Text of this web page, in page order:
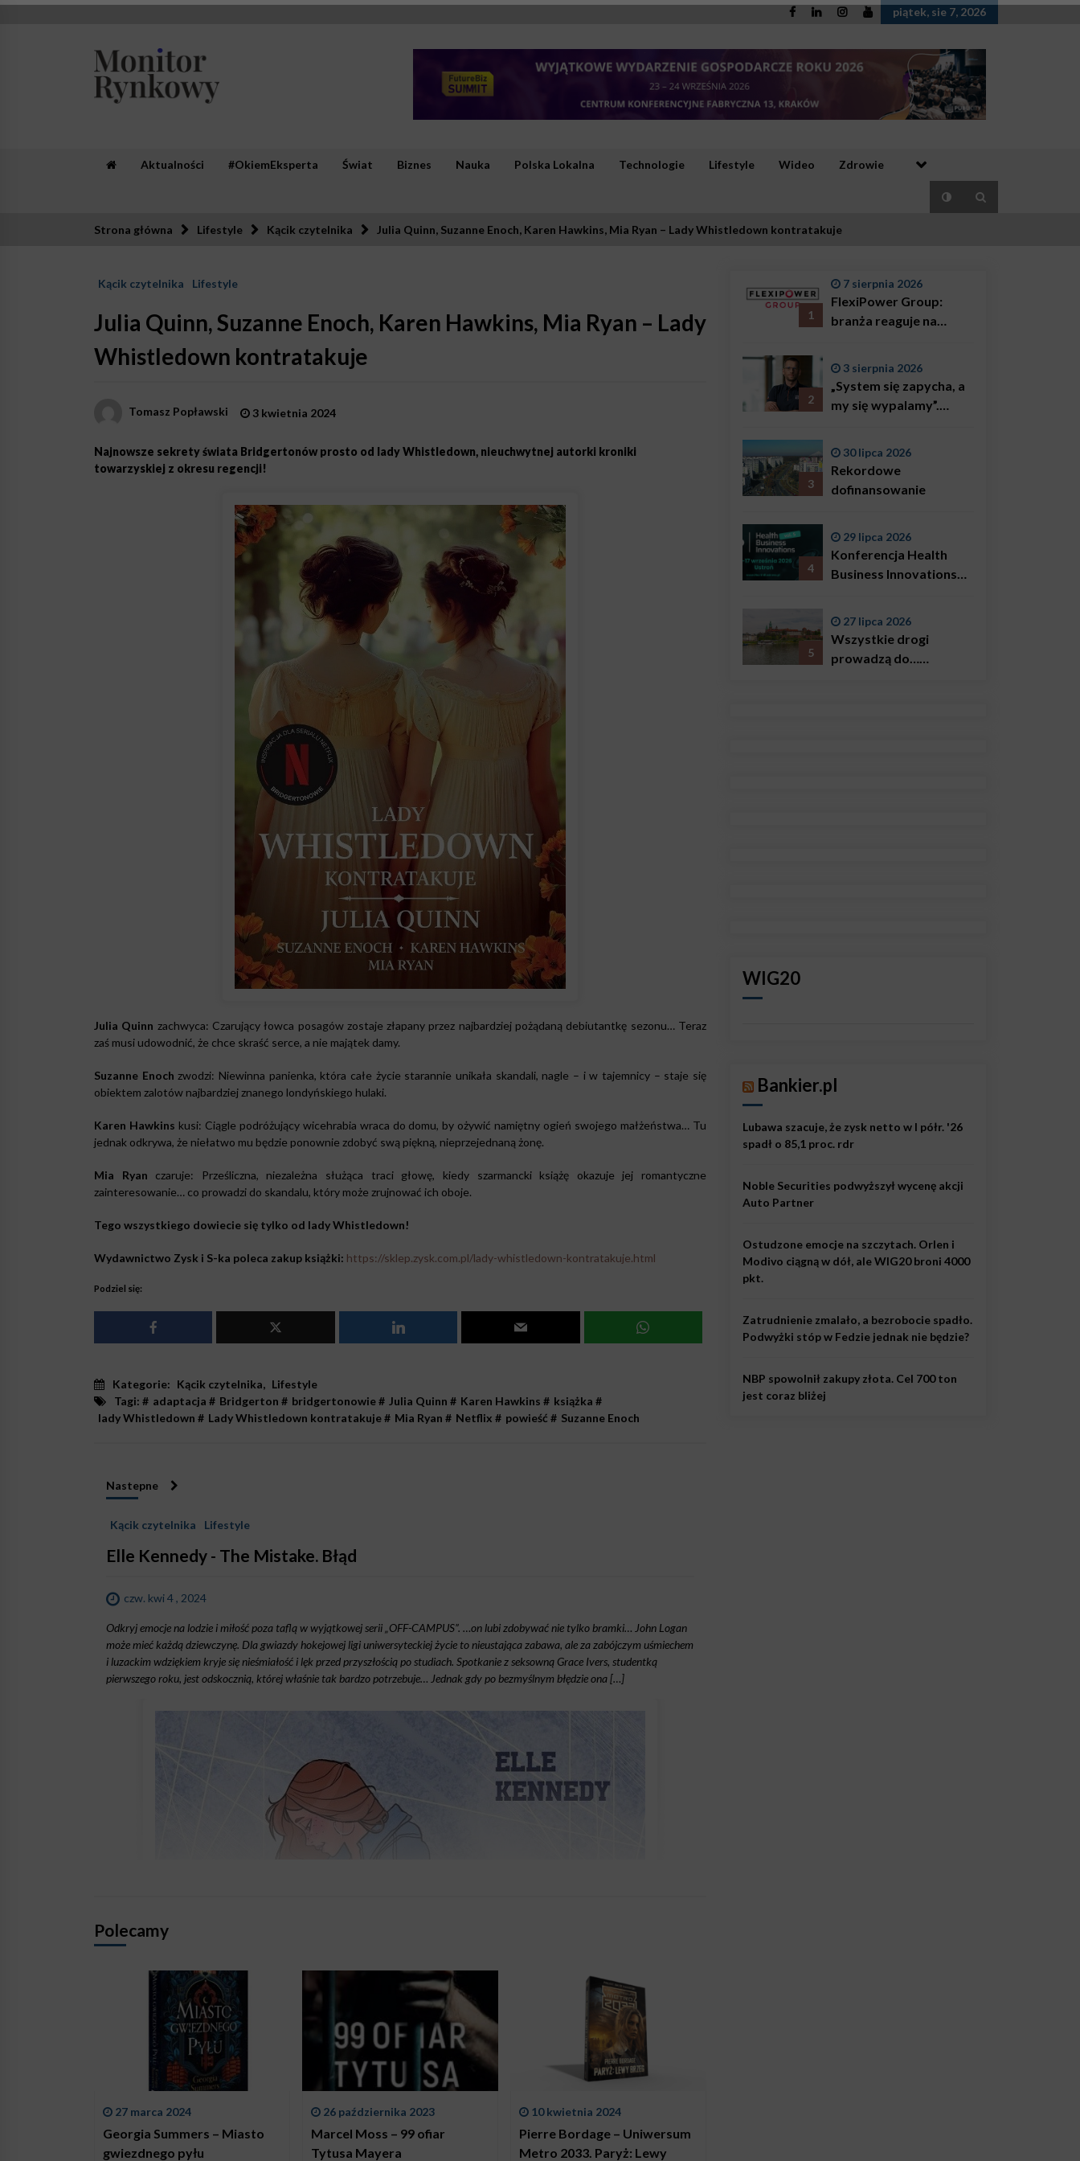
Skip
piątek, sie 7, 2026
Aktualności #OkiemEksperta Świat Biznes Nauka Polska Lokalna Technologie Lifestyle Wideo Zdrowie
Strona główna Lifestyle Kącik czytelnika Julia Quinn, Suzanne Enoch, Karen Hawkins, Mia Ryan – Lady Whistledown kontratakuje
Kącik czytelnika Lifestyle
Julia Quinn, Suzanne Enoch, Karen Hawkins, Mia Ryan – Lady
Whistledown kontratakuje
Tomasz Popławski 3 kwietnia 2024
Najnowsze sekrety świata Bridgertonów prosto od lady Whistledown, nieuchwytnej autorki kroniki
towarzyskiej z okresu regencji!
Julia Quinn zachwyca: Czarujący łowca posagów zostaje złapany przez najbardziej pożądaną debiutantkę sezonu… Teraz
zaś musi udowodnić, że chce skraść serce, a nie majątek damy.
Suzanne Enoch zwodzi: Niewinna panienka, która całe życie starannie unikała skandali, nagle – i w tajemnicy – staje się
obiektem zalotów najbardziej znanego londyńskiego hulaki.
Karen Hawkins kusi: Ciągle podróżujący wicehrabia wraca do domu, by ożywić namiętny ogień swojego małżeństwa… Tu
jednak odkrywa, że niełatwo mu będzie ponownie zdobyć swą piękną, nieprzejednaną żonę.
Mia Ryan czaruje: Prześliczna, niezależna służąca traci głowę, kiedy szarmancki książę okazuje jej romantyczne
zainteresowanie… co prowadzi do skandalu, który może zrujnować ich oboje.
Tego wszystkiego dowiecie się tylko od lady Whistledown!
Wydawnictwo Zysk i S-ka poleca zakup książki: https://sklep.zysk.com.pl/lady-whistledown-kontratakuje.html
Podziel się:
Kategorie: Kącik czytelnika, Lifestyle
Tagi: # adaptacja # Bridgerton # bridgertonowie# Julia Quinn # Karen Hawkins # książka #
lady Whistledown # Lady Whistledown kontratakuje# Mia Ryan # Netflix # powieść # Suzanne Enoch
Nastepne
Kącik czytelnika Lifestyle
Elle Kennedy - The Mistake. Błąd
czw. kwi 4 , 2024
Odkryj emocje na lodzie i miłość poza taflą w wyjątkowej serii „OFF-CAMPUS”. …on lubi zdobywać nie tylko bramki… John Logan
może mieć każdą dziewczynę. Dla gwiazdy hokejowej ligi uniwersyteckiej życie to nieustająca zabawa, ale za zabójczym uśmiechem
i luzackim wdziękiem kryje się nieśmiałość i lęk przed przyszłością po studiach. Spotkanie z seksowną Grace Ivers, studentką
pierwszego roku, jest odskocznią, której właśnie tak bardzo potrzebuje… Jednak gdy po bezmyślnym błędzie ona […]
Polecamy
27 marca 2024
Georgia Summers – Miasto
gwiezdnego pyłu
26 października 2023
Marcel Moss – 99 ofiar
Tytusa Mayera
10 kwietnia 2024
Pierre Bordage – Uniwersum
Metro 2033. Paryż: Lewy
1
7 sierpnia 2026
FlexiPower Group:
branża reaguje na
2
3 sierpnia 2026
„System się zapycha, a
my się wypalamy”.
Bączkowski, mówi
wprost: problemem są
3
30 lipca 2026
Rekordowe
dofinansowanie
4
29 lipca 2026
Konferencja Health
Business Innovations
5
27 lipca 2026
Wszystkie drogi
prowadzą do…
WIG20
Bankier.pl
Lubawa szacuje, że zysk netto w I półr. '26
spadł o 85,1 proc. rdr
Noble Securities podwyższył wycenę akcji
Auto Partner
Ostudzone emocje na szczytach. Orlen i
Modivo ciągną w dół, ale WIG20 broni 4000
pkt.
Zatrudnienie zmalało, a bezrobocie spadło.
Podwyżki stóp w Fedzie jednak nie będzie?
NBP spowolnił zakupy złota. Cel 700 ton
jest coraz bliżej